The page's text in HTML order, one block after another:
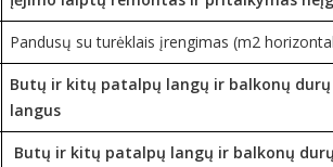
Pandusų su turėklais įrengimas (m2
Butų ir kitų patalpų langų ir balkonų
langus
Butų ir kitų patalpų langų ir balkonų